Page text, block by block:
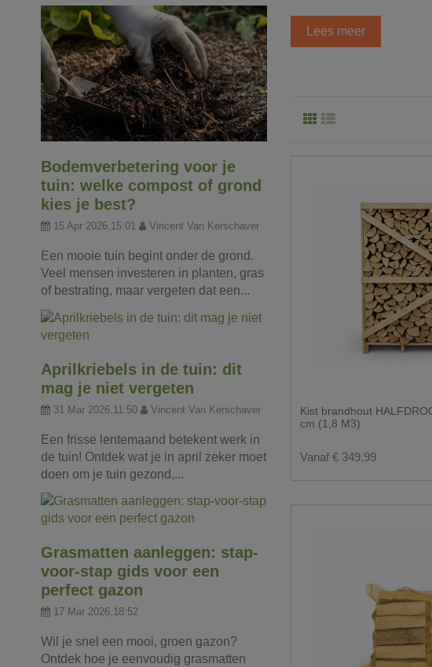
Lees meer
Kist brandhout
cm (1,8 M3)
Vanaf € 349,99
Bodemverbetering voor je
tuin: welke compost of grond
kies je best?
15 Apr 2026,15:01 Vincent Van Kerschaver
Een mooie tuin begint onder de grond.
Veel mensen investeren in planten, gras
of bestrating, maar vergeten dat een...
Aprilkriebels in de tuin: dit
mag je niet vergeten
31 Mar 2026,11:50 Vincent Van Kerschaver
Een frisse lentemaand betekent werk in
de tuin! Ontdek wat je in april zeker moet
doen om je tuin gezond,...
Grasmatten aanleggen: stap-
voor-stap gids voor een
perfect gazon
17 Mar 2026,18:52
Wil je snel een mooi, groen gazon?
Ontdek hoe je eenvoudig grasmatten